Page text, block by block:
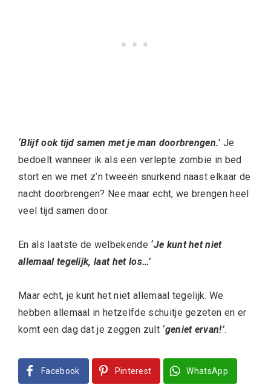
‘Blijf ook tijd samen met je man doorbrengen.’Je
bedoelt wanneer ik als een verlepte zombie in bed
stort en we met z’n tweeën snurkend naast elkaar de
nacht doorbrengen? Nee maar echt, we brengen heel
veel tijd samen door.
En als laatste de welbekende ‘Je kunt het niet
allemaal tegelijk, laat het los…’
Maar echt, je kunt het niet allemaal tegelijk. We
hebben allemaal in hetzelfde schuitje gezeten en er
komt een dag dat je zeggen zult ‘geniet ervan!’.
Facebook Pinterest WhatsApp